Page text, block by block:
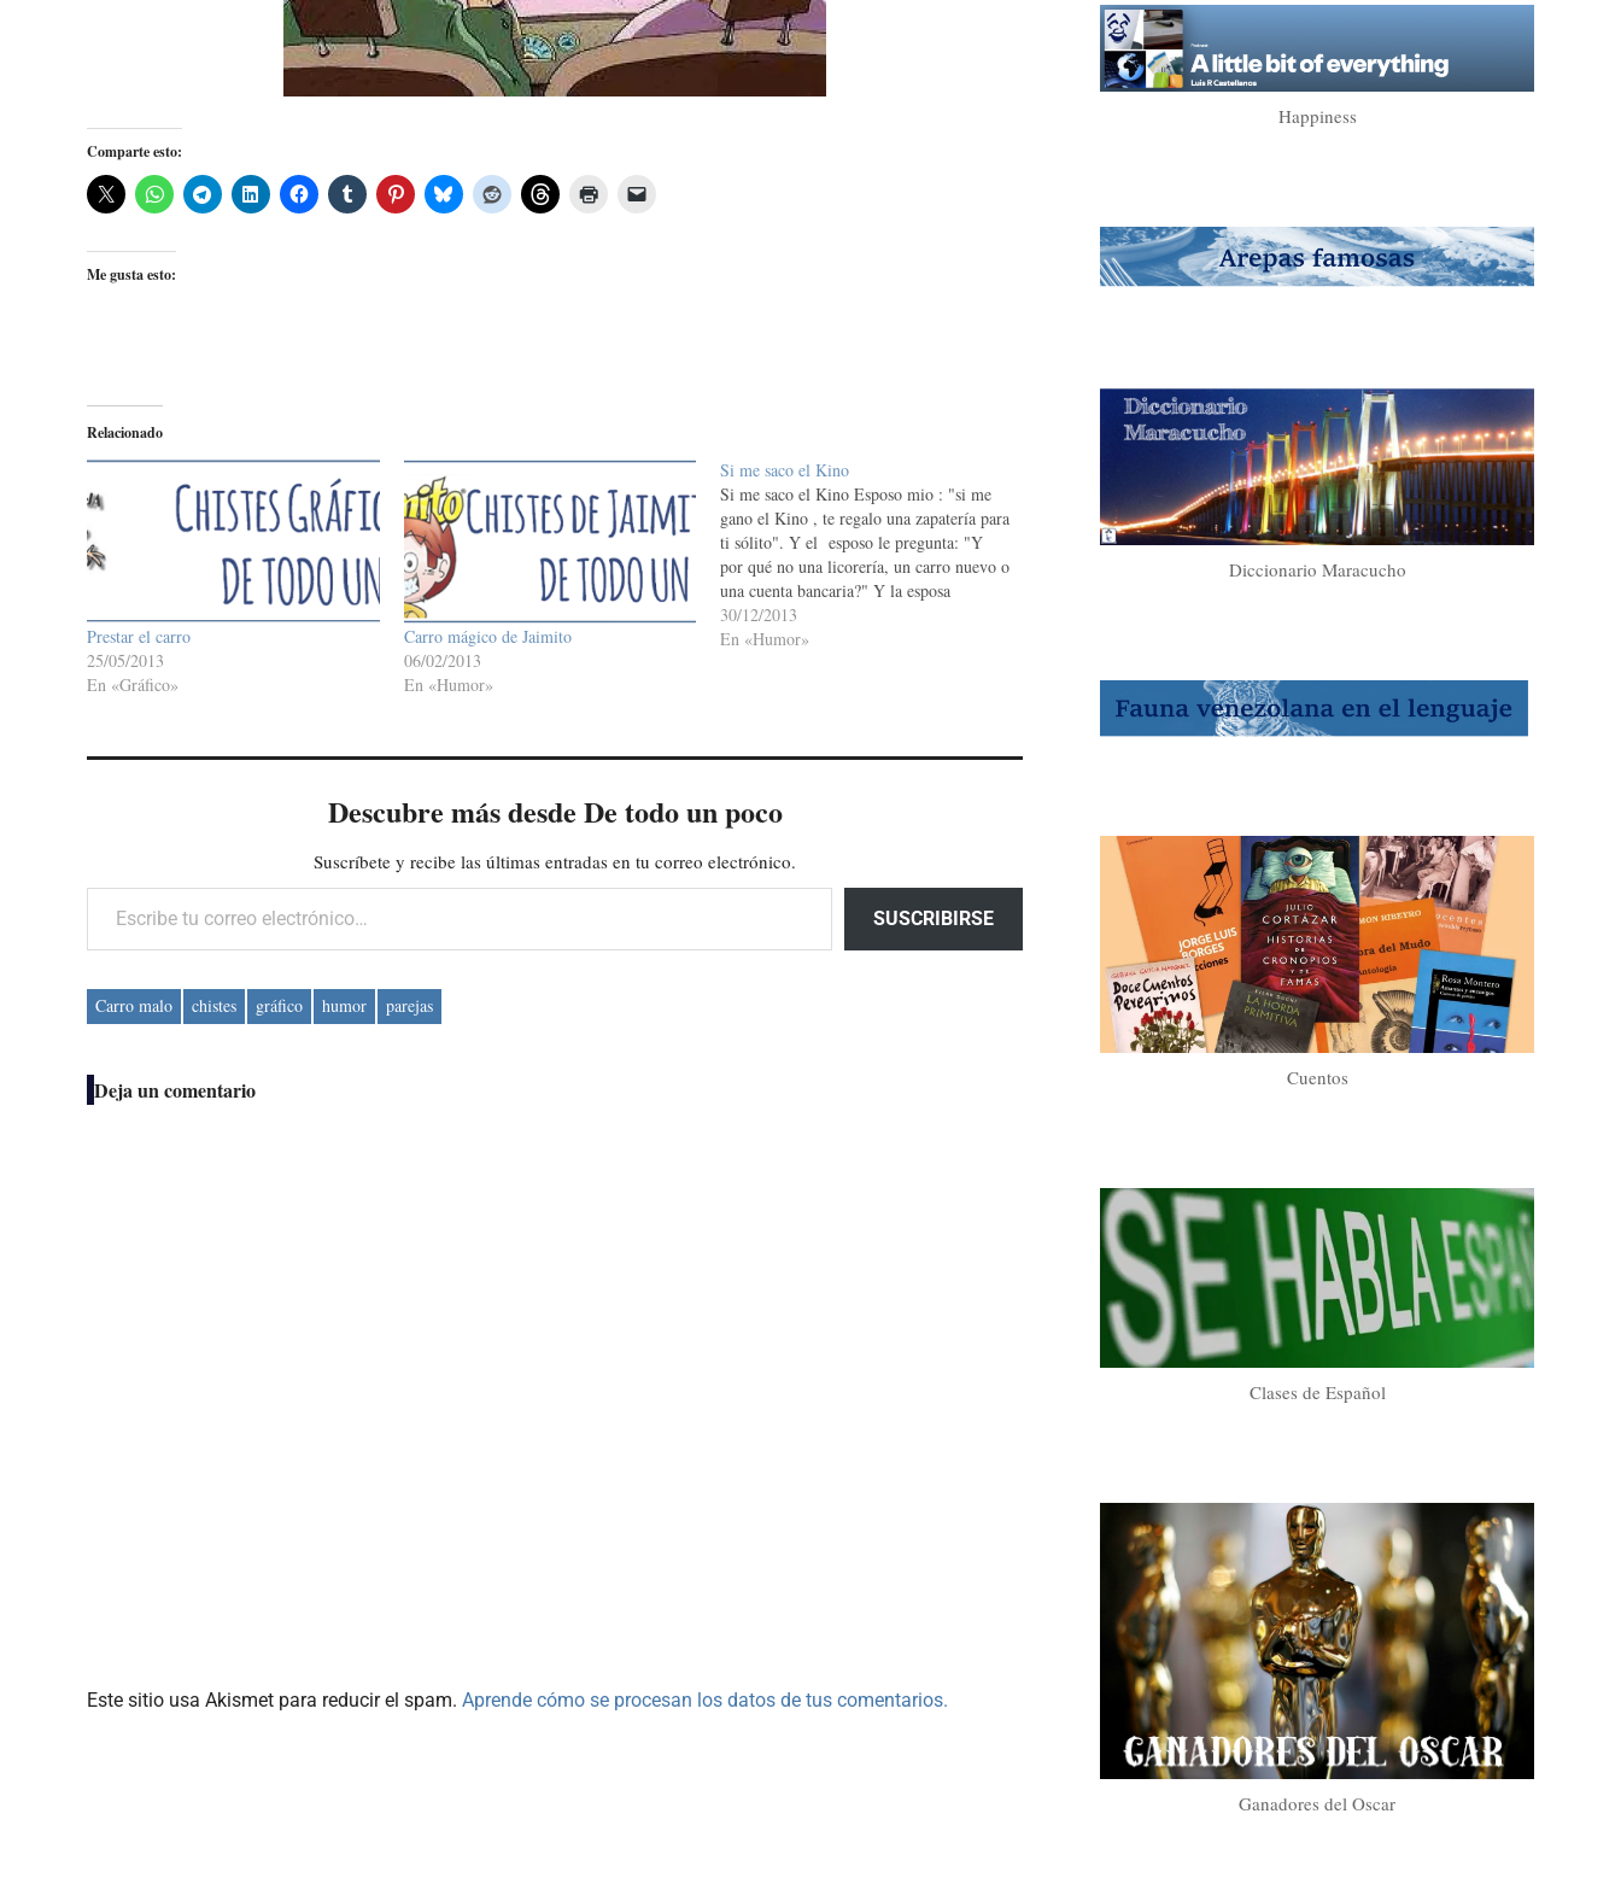
Comparte esto:
Me gusta esto:
Relacionado
Prestar el carro
25/05/2013
En «Gráfico»
Carro mágico de Jaimito
06/02/2013
En «Humor»
Si me saco el Kino
Si me saco el Kino Esposo mio : "si me
gano el Kino , te regalo una zapatería para
ti sólito". Y el esposo le pregunta: "Y
por qué no una licorería, un carro nuevo o
una cuenta bancaria?" Y la esposa
responde: "Porque lo que vas a gastar
son…
30/12/2013
En «Humor»
Descubre más desde De todo un poco
Suscríbete y recibe las últimas entradas en tu correo electrónico.
Escribe tu correo electrónico…
SUSCRIBIRSE
Carro malo chistes gráfico humor parejas
Deja un comentario
Este sitio usa Akismet para reducir el spam. Aprende cómo se procesan los datos de tus comentarios.
Happiness
Diccionario Maracucho
Cuentos
Clases de Español
Ganadores del Oscar